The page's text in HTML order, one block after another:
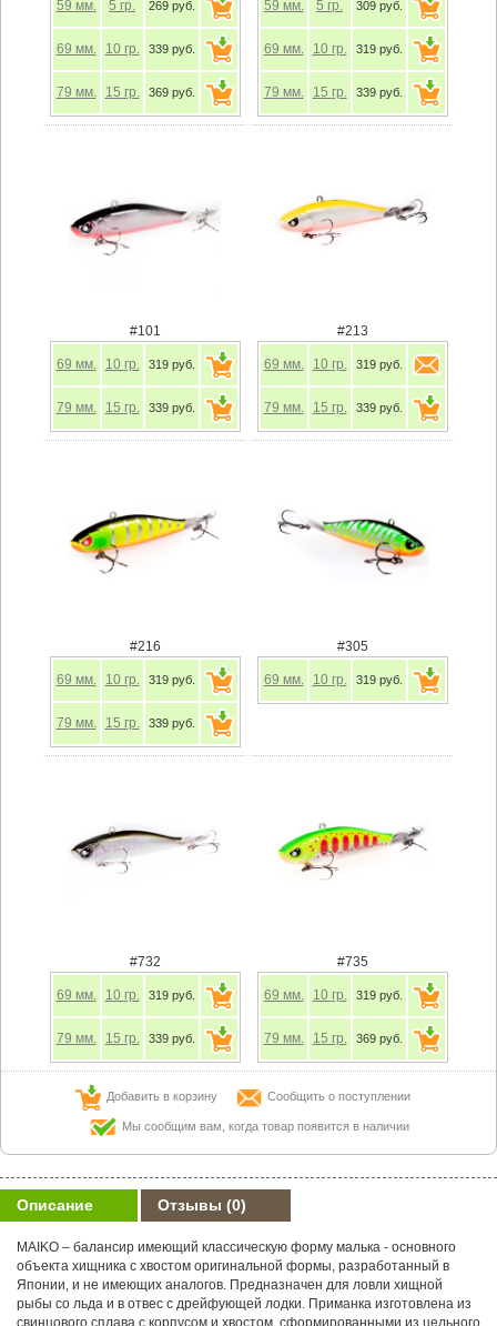
59 мм. 5 гр. 269 руб.
69 мм. 10 гр. 339 руб.
79 мм. 15 гр. 369 руб.
59 мм. 5 гр. 309 руб.
69 мм. 10 гр. 319 руб.
79 мм. 15 гр. 339 руб.
#101
69 мм. 10 гр. 319 руб.
79 мм. 15 гр. 339 руб.
#213
69 мм. 10 гр. 319 руб.
79 мм. 15 гр. 339 руб.
#216
69 мм. 10 гр. 319 руб.
79 мм. 15 гр. 339 руб.
#305
69 мм. 10 гр. 319 руб.
#732
69 мм. 10 гр. 319 руб.
79 мм. 15 гр. 339 руб.
#735
69 мм. 10 гр. 319 руб.
79 мм. 15 гр. 369 руб.
Добавить в корзину Сообщить о поступлении
Мы сообщим вам, когда товар появится в наличии
Описание Отзывы (0)
MAIKO – балансир имеющий классическую форму малька - основного
объекта хищника с хвостом оригинальной формы, разработанный в
Японии, и не имеющих аналогов. Предназначен для ловли хищной
рыбы со льда и в отвес с дрейфующей лодки. Приманка изготовлена из
свинцового сплава с корпусом и хвостом, сформированными из цельного